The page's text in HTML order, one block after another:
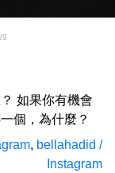
如果你有機會
個，為什麼？
, bellahadid /
Instagram